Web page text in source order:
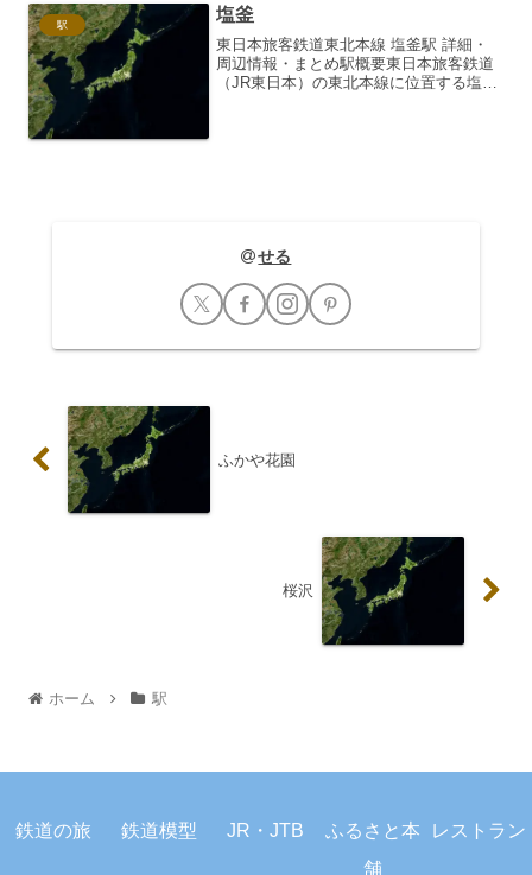
駅 塩釜
東日本旅客鉄道東北本線 塩釜駅 詳細・
周辺情報・まとめ駅概要東日本旅客鉄道
（JR東日本）の東北本線に位置する塩釜
せる
ふかや花園
桜沢
ホーム 駅
プライバシーポリシー お問い合わせ
鉄道の旅 鉄道模型 JR・JTB
ふるさと本
舗
レストラン